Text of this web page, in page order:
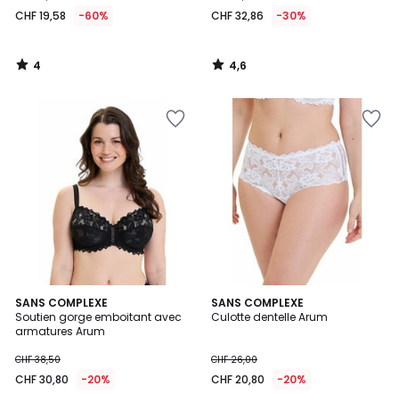
au
de
CHF
appliquée.
CHF 19,58 -60%
4
/
CHF 32,86 -30%
4,6
/
SANS COMPLEXE
Soutien gorge emboitant avec
armatures Arum
CHF 38,50
CHF 30,80 -20%
4,7
/ 5
5
Couleurs
SANS COMPLEXE
Culotte dentelle Arum
CHF 26,00
CHF 20,80 -20%
4,8
/ 5
5
Couleurs